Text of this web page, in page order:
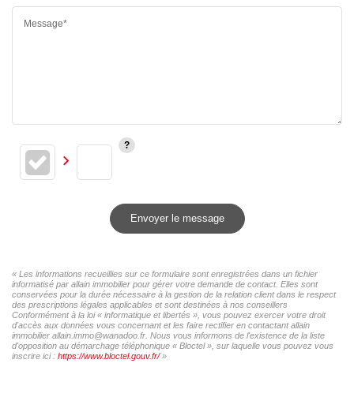
Message*
Envoyer le message
« Les informations recueillies sur ce formulaire sont enregistrées dans un fichier
informatisé par allain immobilier pour gérer votre demande de contact. Elles sont
conservées pour la durée nécessaire à la gestion de la relation client dans le respect
des prescriptions légales applicables et sont destinées à nos conseillers
Conformément à la loi « informatique et libertés », vous pouvez exercer votre droit
d'accès aux données vous concernant et les faire rectifier en contactant allain
immobilier allain.immo@wanadoo.fr. Nous vous informons de l'existence de la liste
d'opposition au démarchage téléphonique « Bloctel », sur laquelle vous pouvez vous
inscrire ici : https://www.bloctel.gouv.fr/»